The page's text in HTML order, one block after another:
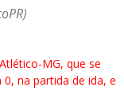
Atlético-MG, que se
na partida de ida, e